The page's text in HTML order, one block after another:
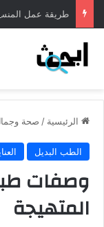
طريقة عمل
الرئيسية / صحة
الطب البديل
وصفات
المتهيجة